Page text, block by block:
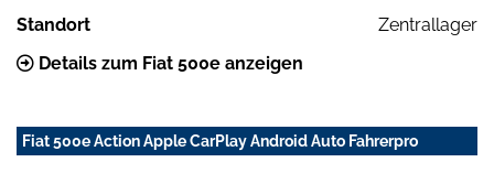
Standort
Zentrallager
Details zum Fiat 500e anzeigen
Fiat 500e Action Apple CarPlay Android Auto Fahrerpro